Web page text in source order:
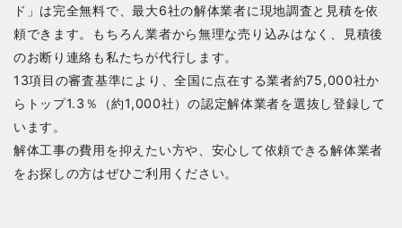
ド」は完全無料で、最大6社の解体業者に現地調査と見積を依
頼できます。もちろん業者から無理な売り込みはなく、見積後
のお断り連絡も私たちが代行します。
13項目の審査基準により、全国に点在する業者約75,000社か
らトップ1.3％（約1,000社）の認定解体業者を選抜し登録して
います。
解体工事の費用を抑えたい方や、安心して依頼できる解体業者
をお探しの方はぜひご利用ください。